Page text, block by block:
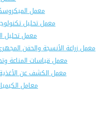
معمل
معمل تحليل
معمل تحليل
معمل زراعة الأنسجة والحقن
معمل قياسات المناعة
معمل الكشف عن الأغذية
معامل